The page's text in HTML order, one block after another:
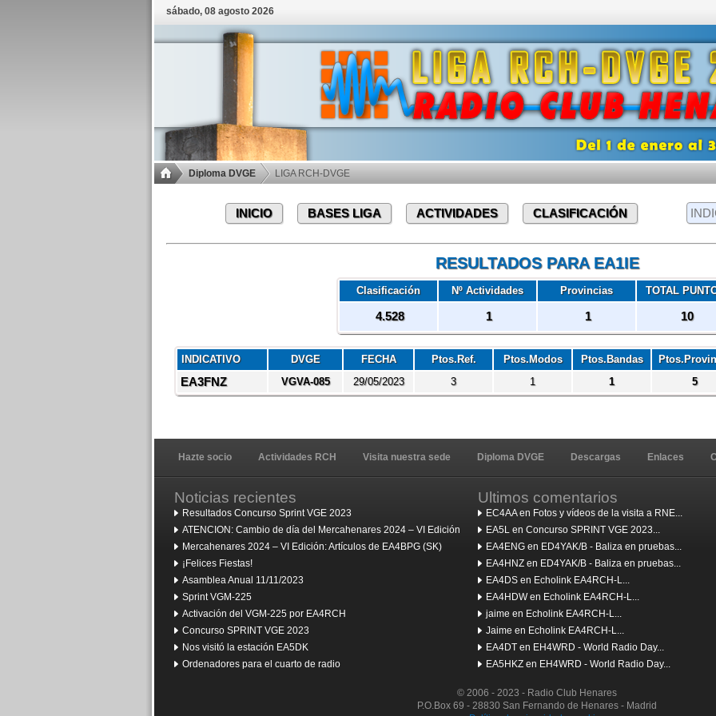
sábado, 08 agosto 2026
Diploma DVGE LIGA RCH-DVGE
INICIO BASES LIGA ACTIVIDADES CLASIFICACIÓN
RESULTADOS PARA EA1IE
Clasificación Nº Actividades Provincias TOTAL
4.528 1 1 10
INDICATIVO DVGE FECHA Ptos.Ref. Ptos.Modos Ptos.Bandas
EA3FNZ VGVA-085 29/05/2023 3 1 1 5
Hazte socio Actividades RCH Visita nuestra sede Diploma DVGE Descargas Enlaces
Noticias recientes
Resultados Concurso Sprint VGE 2023
ATENCION: Cambio de día del Mercahenares 2024 – VI Edición
Mercahenares 2024 – VI Edición: Artículos de EA4BPG (SK)
¡Felices Fiestas!
Asamblea Anual 11/11/2023
Sprint VGM-225
Activación del VGM-225 por EA4RCH
Concurso SPRINT VGE 2023
Nos visitó la estación EA5DK
Ordenadores para el cuarto de radio
Ultimos comentarios
EC4AA en Fotos y vídeos de la visita a RNE...
EA5L en Concurso SPRINT VGE 2023...
EA4ENG en ED4YAK/B - Baliza en pruebas...
EA4HNZ en ED4YAK/B - Baliza en pruebas...
EA4DS en Echolink EA4RCH-L...
EA4HDW en Echolink EA4RCH-L...
jaime en Echolink EA4RCH-L...
Jaime en Echolink EA4RCH-L...
EA4DT en EH4WRD - World Radio Day...
EA5HKZ en EH4WRD - World Radio Day...
© 2006 - 2023 - Radio Club Henares
P.O.Box 69 - 28830 San Fernando de Henares - Madrid